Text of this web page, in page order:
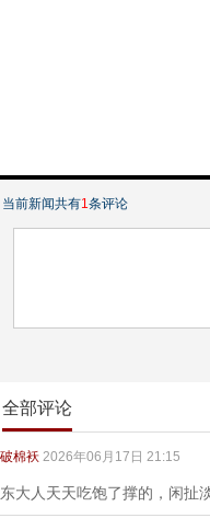
当前新闻共有1条评论
全部评论
破棉袄 2026年06月17日 21:15
东大人天天吃饱了撑的，闲扯淡